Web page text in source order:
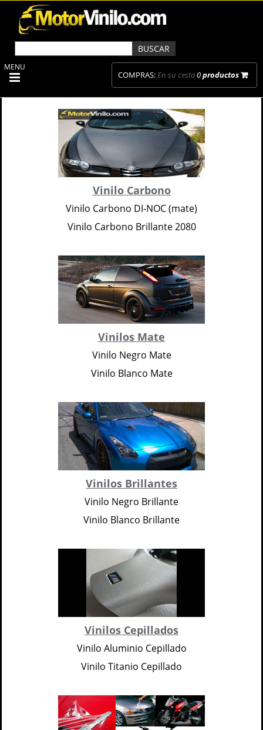
COMPRAS:En su cesta0productos
MENU
Vinilo Carbono
Vinilo Carbono DI-NOC (mate)
Vinilo Carbono Brillante 2080
Vinilos Mate
Vinilo Negro Mate
Vinilo Blanco Mate
Vinilos Brillantes
Vinilo Negro Brillante
Vinilo Blanco Brillante
Vinilos Cepillados
Vinilo Aluminio Cepillado
Vinilo Titanio Cepillado